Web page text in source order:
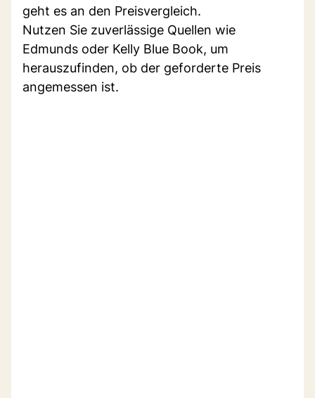
geht es an den Preisvergleich.
Nutzen Sie zuverlässige Quellen wie
Edmunds oder Kelly Blue Book, um
herauszufinden, ob der geforderte Preis
angemessen ist.